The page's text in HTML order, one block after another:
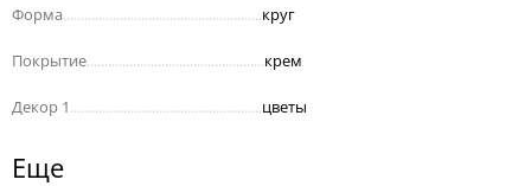
Форма круг
Покрытие крем
Декор 1 цветы
Еще